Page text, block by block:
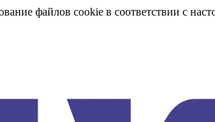
файлов cookie в соответствии с